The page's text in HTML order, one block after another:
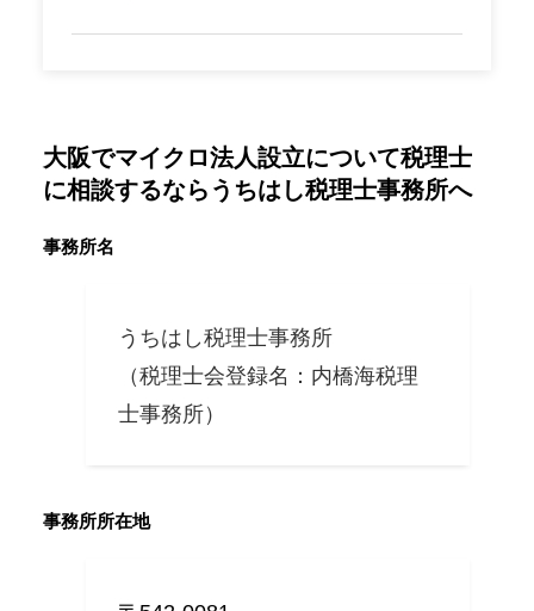
大阪でマイクロ法人設立について税理士
に相談するならうちはし税理士事務所へ
事務所名
うちはし税理士事務所
（税理士会登録名：内橋海税理
士事務所）
事務所所在地